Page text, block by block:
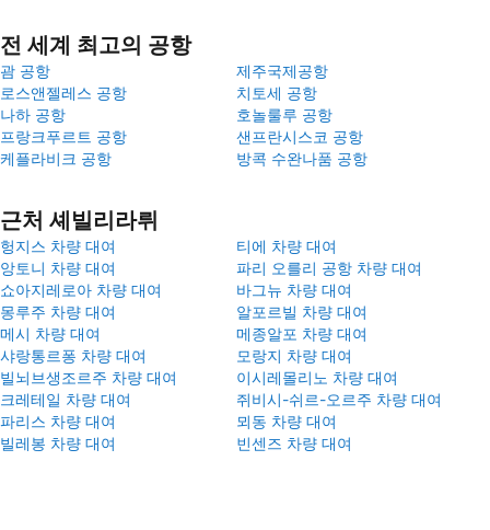
전 세계 최고의 공항
괌 공항
제주국제공항
로스앤젤레스 공항
치토세 공항
나하 공항
호놀룰루 공항
프랑크푸르트 공항
샌프란시스코 공항
케플라비크 공항
방콕 수완나품 공항
근처 셰빌리라뤼
헝지스 차량 대여
티에 차량 대여
앙토니 차량 대여
파리 오를리 공항 차량 대여
쇼아지레로아 차량 대여
바그뉴 차량 대여
몽루주 차량 대여
알포르빌 차량 대여
메시 차량 대여
메종알포 차량 대여
샤랑통르퐁 차량 대여
모랑지 차량 대여
빌뇌브생조르주 차량 대여
이시레몰리노 차량 대여
크레테일 차량 대여
쥐비시-쉬르-오르주 차량 대여
파리스 차량 대여
뫼동 차량 대여
빌레봉 차량 대여
빈센즈 차량 대여